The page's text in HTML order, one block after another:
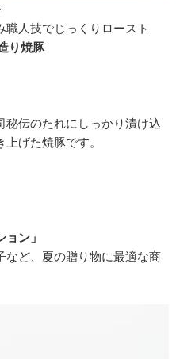
人技でじっくりロースト
り焼豚
秘伝のたれにしっかり漬け込
げた焼豚です。
ン」
など、夏の贈り物に最適な商